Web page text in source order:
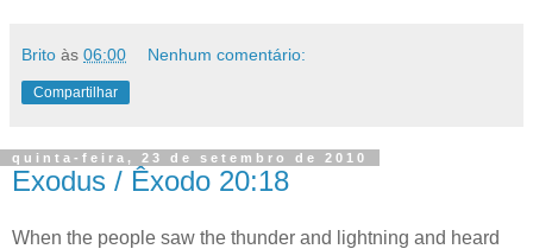
Brito às 06:00 Nenhum comentário:
Compartilhar
quinta-feira, 23 de setembro de 2010
Exodus / Êxodo 20:18
When the people saw the thunder and lightning and heard